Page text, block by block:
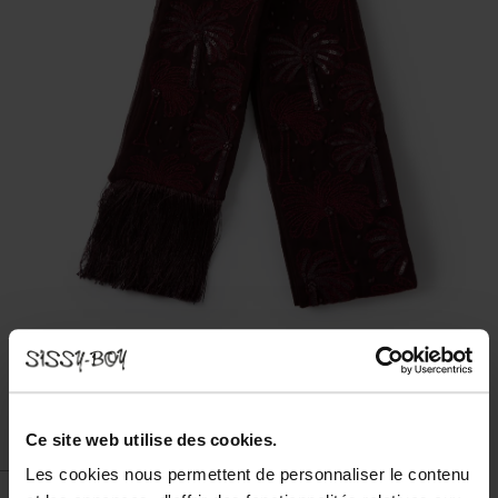
Ce site web utilise des cookies.
Les cookies nous permettent de personnaliser le contenu